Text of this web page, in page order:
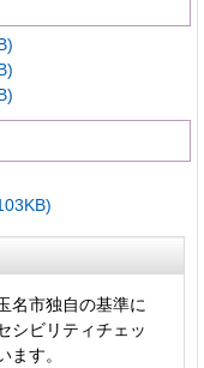
名市独自の基準に
シビリティチェッ
ます。